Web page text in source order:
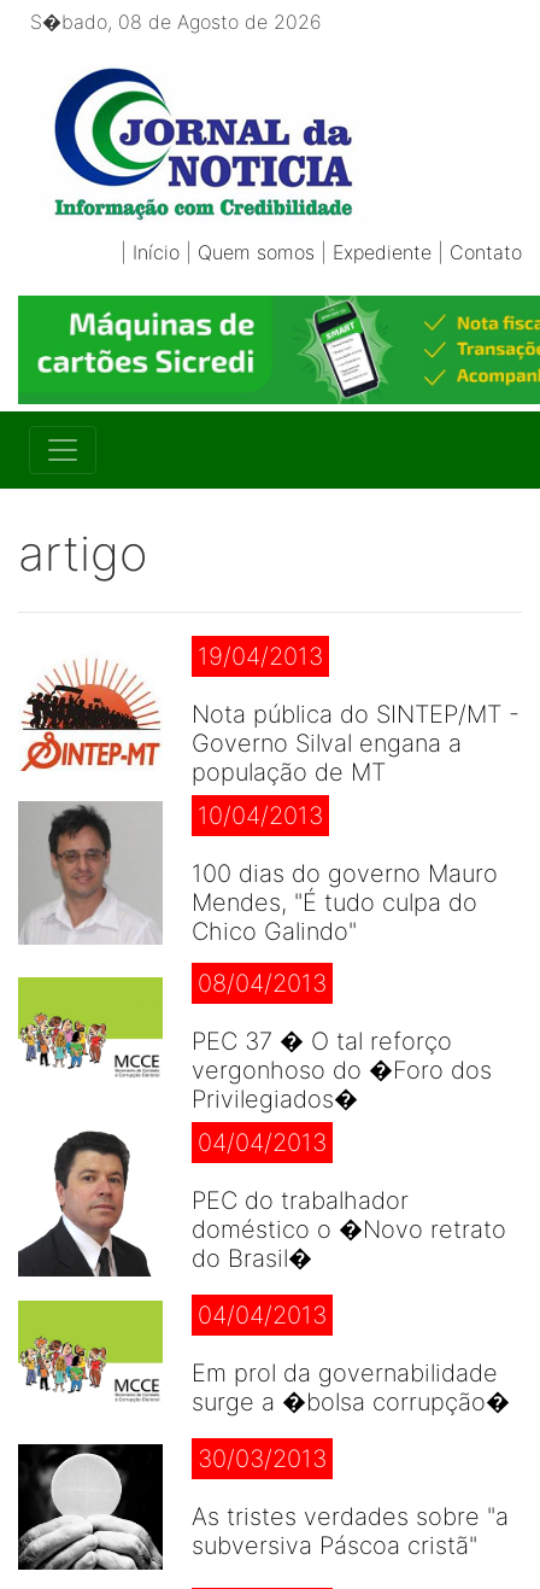
S�bado, 08 de Agosto de 2026
Início Quem somos Expediente Contato
artigo
19/04/2013
Nota pública do SINTEP/MT -
Governo Silval engana a
população de MT
10/04/2013
100 dias do governo Mauro
Mendes, "É tudo culpa do
Chico Galindo"
08/04/2013
PEC 37 � O tal reforço
vergonhoso do �Foro dos
Privilegiados�
04/04/2013
PEC do trabalhador
doméstico o �Novo retrato
do Brasil�
04/04/2013
Em prol da governabilidade
surge a �bolsa corrupção�
30/03/2013
As tristes verdades sobre "a
subversiva Páscoa cristã"